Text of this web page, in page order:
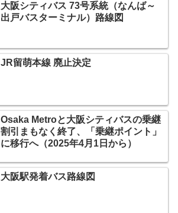
大阪シティバス 73号系統（なんば～
出戸バスターミナル）路線図
JR留萌本線 廃止決定
Osaka Metroと大阪シティバスの乗継
割引まもなく終了、「乗継ポイント」
に移行へ（2025年4月1日から）
大阪駅発着バス路線図